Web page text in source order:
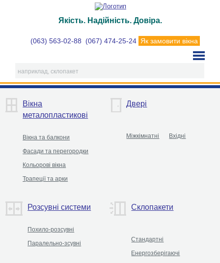
Якість. Надійність. Довіра.
(063) 563-02-88 (067) 474-25-24 Як замовити вікна
Вікна
металопластикові
Вікна та балкони
Фасади та перегородки
Кольорові вікна
Трапеції та арки
Двері
Міжкімнатні Вхідні
Розсувні системи
Похило-розсувні
Паралельно-зсувні
Склопакети
Стандартні
Енергозберігаючі